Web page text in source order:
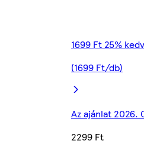
1699 Ft 25%
(1699 Ft/db)
Az ajánlat 2026.
2299 Ft